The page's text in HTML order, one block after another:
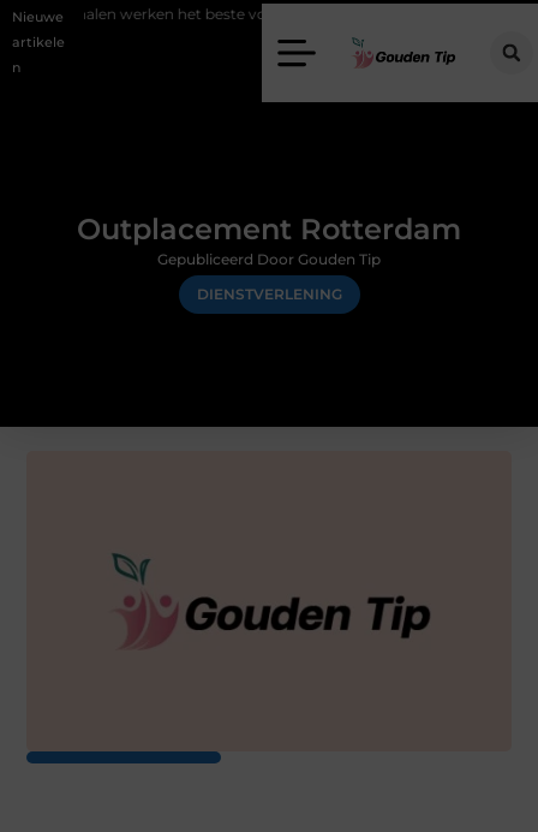
Nieuwe
artikele
n
werken het beste voor vastgoedmarketing?
Outplacement Rotterdam
DIENSTVERLENING
Gepubliceerd Door Gouden Tip